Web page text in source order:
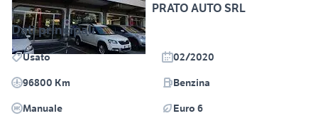
PRATO AUTO SRL
Dati principali
Usato
02/2020
96800 Km
Benzina
Manuale
Euro 6